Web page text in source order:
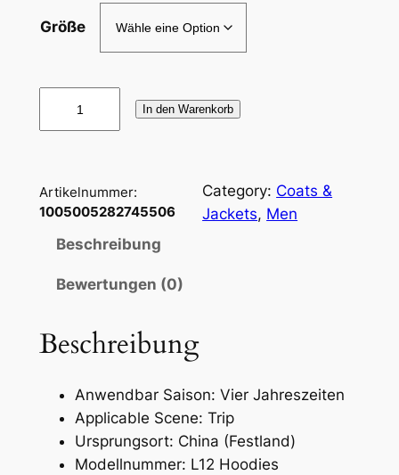
Größe
i
k
c
h
In den Warenkorb
Artikelnummer:
1005005282745506
Category: Coats &
Jackets, Men
Beschreibung
Bewertungen (0)
Beschreibung
Anwendbar Saison: Vier Jahreszeiten
Applicable Scene: Trip
Ursprungsort: China (Festland)
Modellnummer: L12 Hoodies